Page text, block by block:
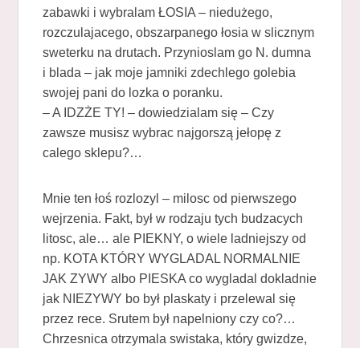
zabawki i wybralam ŁOSIA – niedużego,
rozczulajacego, obszarpanego łosia w slicznym
sweterku na drutach. Przynioslam go N. dumna
i blada – jak moje jamniki zdechlego golebia
swojej pani do lozka o poranku.
– A IDZŻE TY! – dowiedzialam się – Czy
zawsze musisz wybrac najgorszą jełopę z
calego sklepu?…
Mnie ten łoś rozlozyl – milosc od pierwszego
wejrzenia. Fakt, był w rodzaju tych budzacych
litosc, ale… ale PIEKNY, o wiele ladniejszy od
np. KOTA KTÓRY WYGLADAL NORMALNIE
JAK ZYWY albo PIESKA co wygladal dokladnie
jak NIEZYWY bo był plaskaty i przelewal się
przez rece. Srutem był napelniony czy co?…
Chrzesnica otrzymala swistaka, który gwizdze,